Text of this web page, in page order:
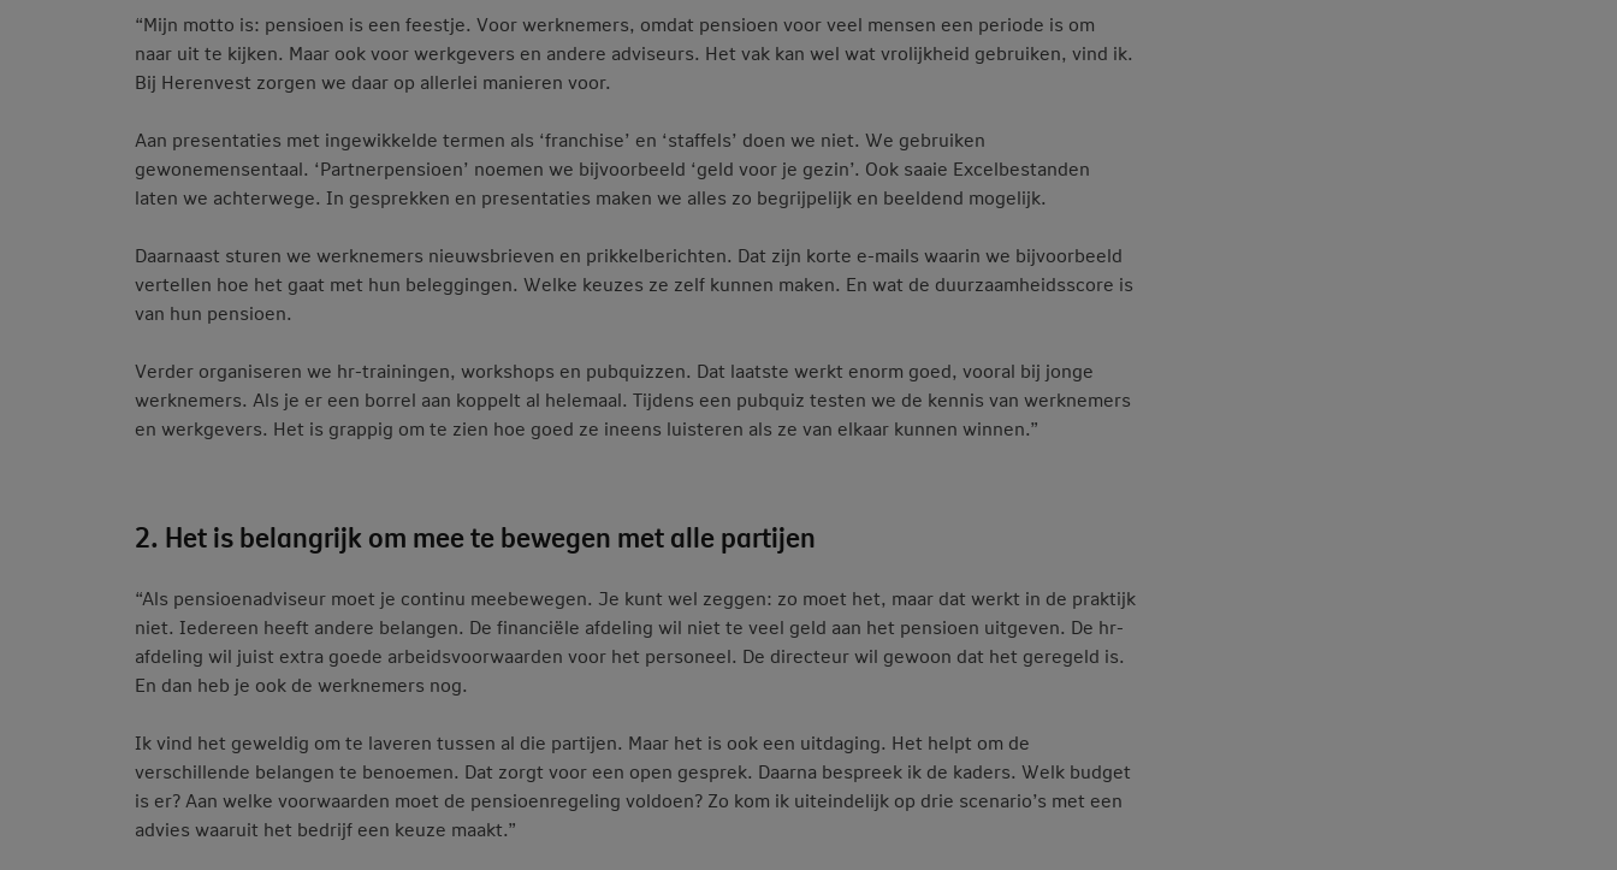
“Mijn motto is: pensioen is een feestje. Voor werknemers, omdat pensioen voor veel mensen een periode is om
naar uit te kijken. Maar ook voor werkgevers en andere adviseurs. Het vak kan wel wat vrolijkheid gebruiken, vind ik.
Bij Herenvest zorgen we daar op allerlei manieren voor.
Aan presentaties met ingewikkelde termen als ‘franchise’ en ‘staffels’ doen we niet. We gebruiken
gewonemensentaal. ‘Partnerpensioen’ noemen we bijvoorbeeld ‘geld voor je gezin’. Ook saaie Excelbestanden
laten we achterwege. In gesprekken en presentaties maken we alles zo begrijpelijk en beeldend mogelijk.
Daarnaast sturen we werknemers nieuwsbrieven en prikkelberichten. Dat zijn korte e-mails waarin we bijvoorbeeld
vertellen hoe het gaat met hun beleggingen. Welke keuzes ze zelf kunnen maken. En wat de duurzaamheidsscore is
van hun pensioen.
Verder organiseren we hr-trainingen, workshops en pubquizzen. Dat laatste werkt enorm goed, vooral bij jonge
werknemers. Als je er een borrel aan koppelt al helemaal. Tijdens een pubquiz testen we de kennis van werknemers
en werkgevers. Het is grappig om te zien hoe goed ze ineens luisteren als ze van elkaar kunnen winnen.”
2. Het is belangrijk om mee te bewegen met alle partijen
“Als pensioenadviseur moet je continu meebewegen. Je kunt wel zeggen: zo moet het, maar dat werkt in de praktijk
niet. Iedereen heeft andere belangen. De financiële afdeling wil niet te veel geld aan het pensioen uitgeven. De hr-
afdeling wil juist extra goede arbeidsvoorwaarden voor het personeel. De directeur wil gewoon dat het geregeld is.
En dan heb je ook de werknemers nog.
Ik vind het geweldig om te laveren tussen al die partijen. Maar het is ook een uitdaging. Het helpt om de
verschillende belangen te benoemen. Dat zorgt voor een open gesprek. Daarna bespreek ik de kaders. Welk budget
is er? Aan welke voorwaarden moet de pensioenregeling voldoen? Zo kom ik uiteindelijk op drie scenario’s met een
advies waaruit het bedrijf een keuze maakt.”